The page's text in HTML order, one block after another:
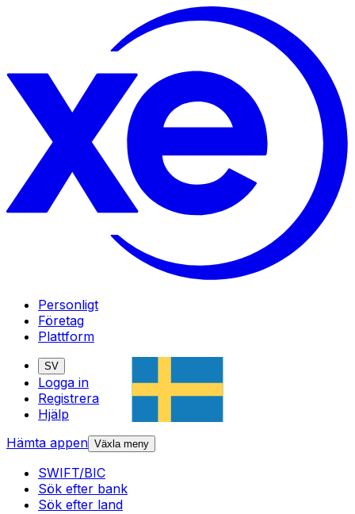
Personligt
Företag
Plattform
SV
Logga in
Registrera
Hjälp
Hämta appen Växla meny
SWIFT/BIC
Sök efter bank
Sök efter land